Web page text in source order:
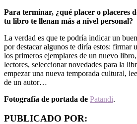
Para terminar, ¿qué placer o placeres
tu libro te llenan más a nivel personal?
La verdad es que te podría indicar un
por destacar algunos te diría estos: firmar
los primeros ejemplares de un nuevo
lectores, seleccionar novedades para la
empezar una nueva temporada cultural,
de un autor…
Fotografía de portada de Patandi.
PUBLICADO POR: